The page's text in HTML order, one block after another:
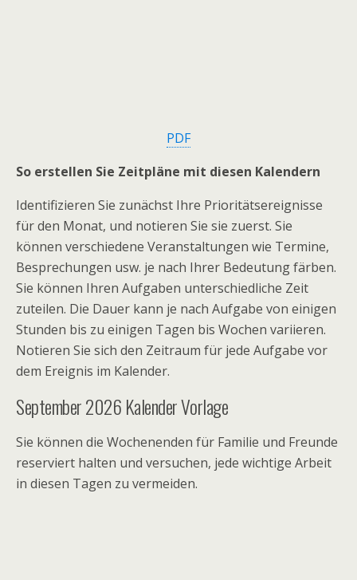
PDF
So erstellen Sie Zeitpläne mit diesen Kalendern
Identifizieren Sie zunächst Ihre Prioritätsereignisse
für den Monat, und notieren Sie sie zuerst. Sie
können verschiedene Veranstaltungen wie Termine,
Besprechungen usw. je nach Ihrer Bedeutung färben.
Sie können Ihren Aufgaben unterschiedliche Zeit
zuteilen. Die Dauer kann je nach Aufgabe von einigen
Stunden bis zu einigen Tagen bis Wochen variieren.
Notieren Sie sich den Zeitraum für jede Aufgabe vor
dem Ereignis im Kalender.
September 2026 Kalender Vorlage
Sie können die Wochenenden für Familie und Freunde
reserviert halten und versuchen, jede wichtige Arbeit
in diesen Tagen zu vermeiden.